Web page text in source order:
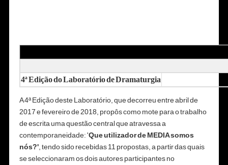
4ª Edição do Laboratório de Dramaturgia
A 4ª Edição deste Laboratório, que decorreu entre abril de
2017 e fevereiro de 2018, propôs como mote para o trabalho
de escrita uma questão central que atravessa a
contemporaneidade: 'Que utilizador de MEDIA somos
nós?' , tendo sido recebidas 11 propostas, a partir das quais
se seleccionaram os dois autores participantes no